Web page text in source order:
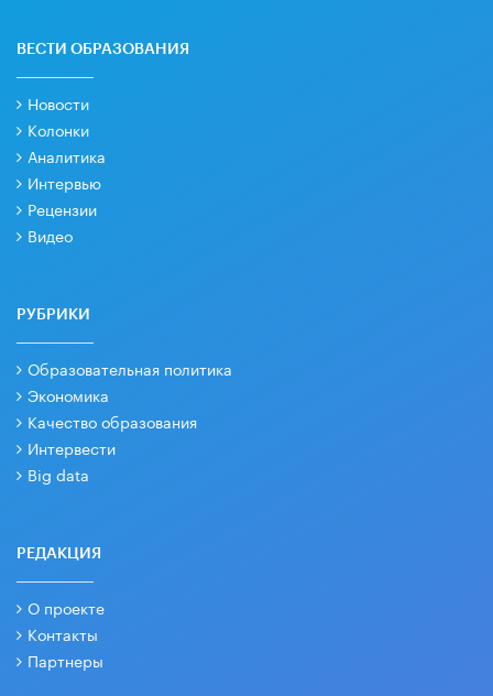
ВЕСТИ ОБРАЗОВАНИЯ
Новости
Колонки
Аналитика
Интервью
Рецензии
Видео
РУБРИКИ
Образовательная политика
Экономика
Качество образования
Интервести
Big data
РЕДАКЦИЯ
О проекте
Контакты
Партнеры